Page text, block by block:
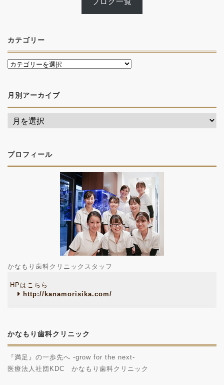
ブログ一覧
カテゴリー
月別アーカイブ
プロフィール
かなもり歯科クリニックスタッフ
HPはこちら
http://kanamorisika.com/
かなもり歯科クリニック
『満足』の一歩先へ -grow for the next-
医療法人社団KDC かなもり歯科クリニック